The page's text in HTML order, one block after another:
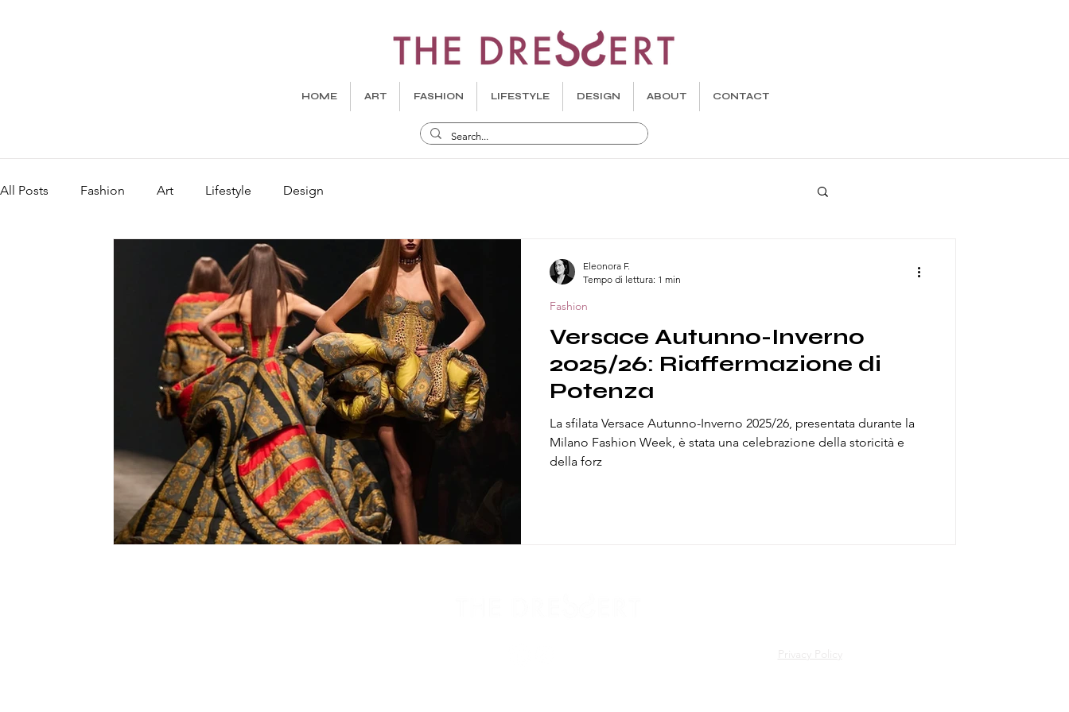
HOME ART FASHION LIFESTYLE DESIGN ABOUT CONTACT
All Posts Fashion Art Lifestyle Design
Versace Autunno-Inverno
2025/26: Riaffermazione di
Potenza
La sfilata Versace Autunno-Inverno 2025/26, presentata durante la
Milano Fashion Week, è stata una celebrazione della storicità e
della forz
Fashion
Eleonora F.
Tempo di lettura: 1 min
Privacy Policy